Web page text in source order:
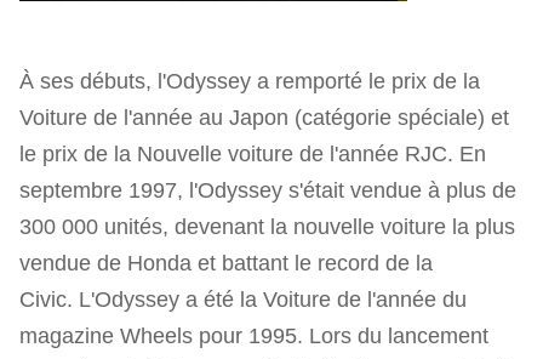
À ses débuts, l'Odyssey a remporté le prix de la
Voiture de l'année au Japon (catégorie spéciale) et
le prix de la Nouvelle voiture de l'année RJC. En
septembre 1997, l'Odyssey s'était vendue à plus de
300 000 unités, devenant la nouvelle voiture la plus
vendue de Honda et battant le record de la
Civic. L'Odyssey a été la Voiture de l'année du
magazine Wheels pour 1995. Lors du lancement